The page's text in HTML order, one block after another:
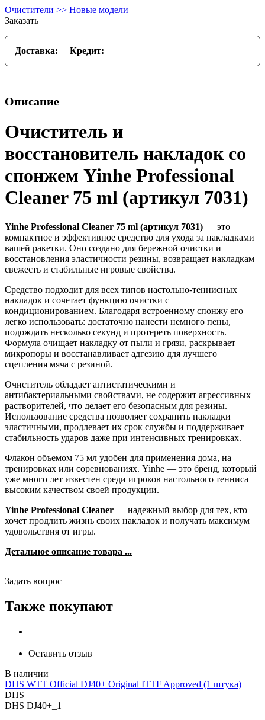
Очистители >> Новые модели
Заказать
Доставка: Кредит:
Описание
Очиститель и
восстановитель накладок со
спонжем Yinhe Professional
Cleaner 75 ml (артикул 7031)
Yinhe Professional Cleaner 75 ml (артикул 7031) — это
компактное и эффективное средство для ухода за накладками
вашей ракетки. Оно создано для бережной очистки и
восстановления эластичности резины, возвращает накладкам
свежесть и стабильные игровые свойства.
Средство подходит для всех типов настольно-теннисных
накладок и сочетает функцию очистки с
кондиционированием. Благодаря встроенному спонжу его
легко использовать: достаточно нанести немного пены,
подождать несколько секунд и протереть поверхность.
Формула очищает накладку от пыли и грязи, раскрывает
микропоры и восстанавливает адгезию для лучшего
сцепления мяча с резиной.
Очиститель обладает антистатическими и
антибактериальными свойствами, не содержит агрессивных
растворителей, что делает его безопасным для резины.
Использование средства позволяет сохранить накладки
эластичными, продлевает их срок службы и поддерживает
стабильность ударов даже при интенсивных тренировках.
Флакон объемом 75 мл удобен для применения дома, на
тренировках или соревнованиях. Yinhe — это бренд, который
уже много лет известен среди игроков настольного тенниса
высоким качеством своей продукции.
Yinhe Professional Cleaner — надежный выбор для тех, кто
хочет продлить жизнь своих накладок и получать максимум
удовольствия от игры.
Детальное описание товара ...
Задать вопрос
Также покупают
Оставить отзыв
DHS WTT Official DJ40+ Original ITTF Approved (1 штука)
DHS
DHS DJ40+_1